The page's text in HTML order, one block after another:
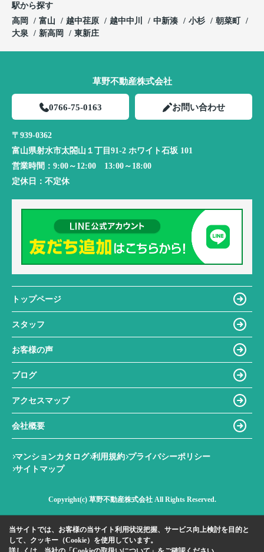
駅から探す
高岡
富山 越中荏原 越中中川 中新湊 小杉
朝菜町
大泉
新高岡 東新庄
草野不動産株式会社
0766-75-0163 お問い合わせ
〒939-0362
富山県射水市太閤山１丁目91-2 ホワイト石坂 101
営業時間： 9:00～12:00 13:00～18:00
定休日： 不定休
トップページ
スタッフ
お客様の声
ブログ
アクセスマップ
会社概要
マンションカタログ 利用規約 プライバシーポリシー
サイトマップ
Copyright(c) 草野不動産株式会社 All Rights Reserved.
当サイトでは、お客様の当サイト利用状況把握、サービス向上検討を目的と
して、クッキー（Cookie）を使用しています。